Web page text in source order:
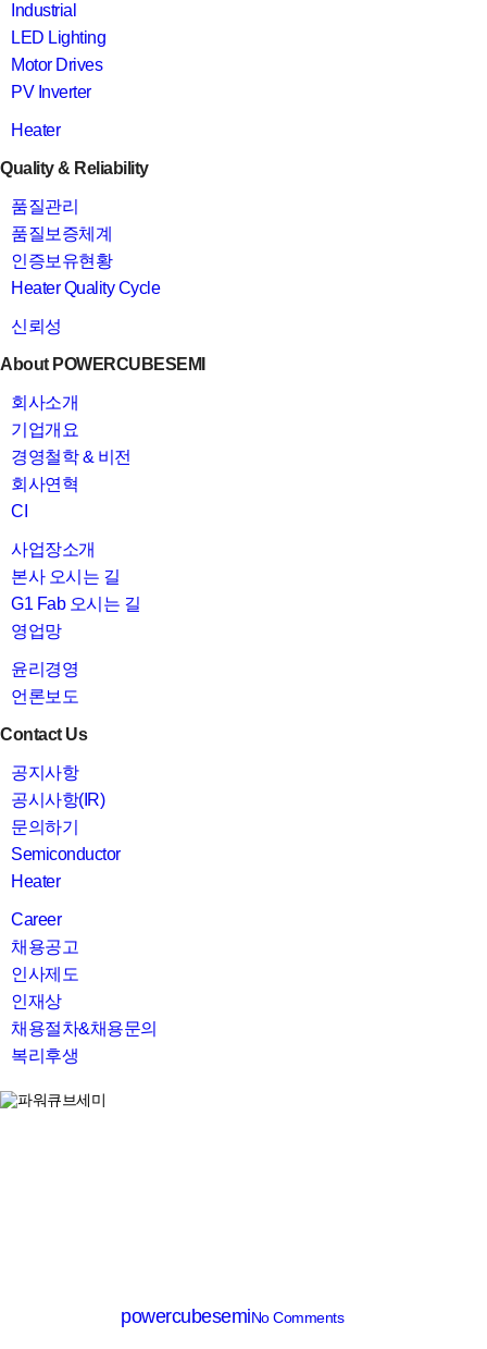
Industrial
LED Lighting
Motor Drives
PV Inverter
Heater
Quality & Reliability
품질관리
품질보증체계
인증보유현황
Heater Quality Cycle
신뢰성
About POWERCUBESEMI
회사소개
기업개요
경영철학 & 비전
회사연혁
CI
사업장소개
본사 오시는 길
G1 Fab 오시는 길
영업망
윤리경영
언론보도
Contact Us
공지사항
공시사항(IR)
문의하기
Semiconductor
Heater
Career
채용공고
인사제도
인재상
채용절차&채용문의
복리후생
search
powercubesemiNo Comments